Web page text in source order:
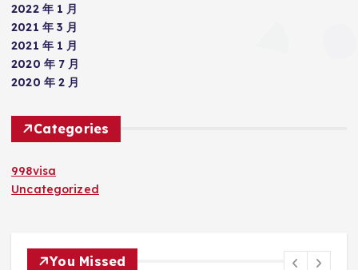
2022 年 1 月
2021 年 3 月
2021 年 1 月
2020 年 7 月
2020 年 2 月
Categories
998visa
Uncategorized
You Missed